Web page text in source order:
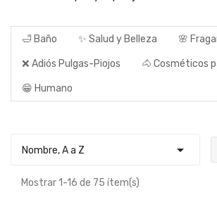
🛁 Baño ✨ Salud y Belleza 🌸
❌ Adiós Pulgas-Piojos 🐴 Cosméticos
😁 Humano
Nombre, A a Z 
Mostrar 1-16 de 75 ítem(s)